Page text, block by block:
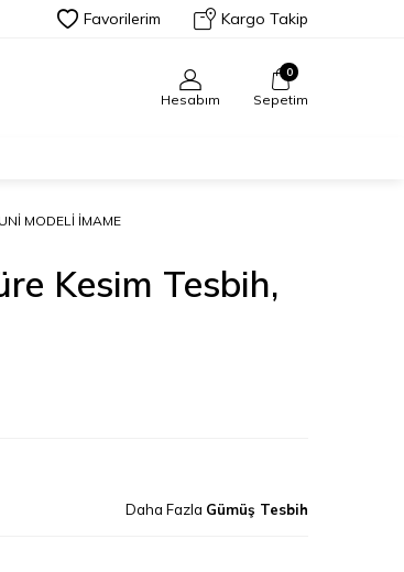
Favorilerim Kargo Takip
Hesabım
0
Sepetim
MODELI İMAME
Kesim Tesbih,
Daha Fazla Gümüş Tesbih